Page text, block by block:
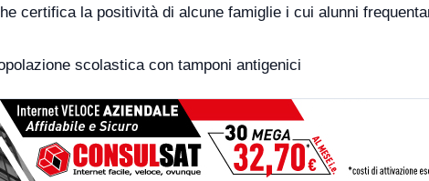
certifica la positività di alcune famiglie i cui alunni
scolastica con tamponi antigenici